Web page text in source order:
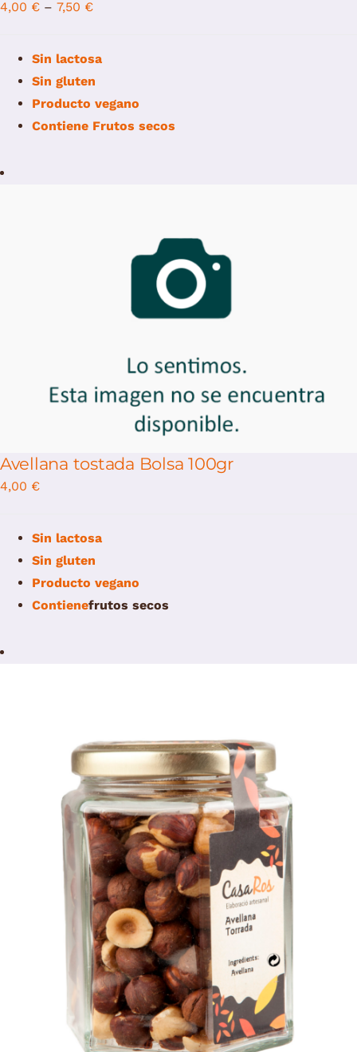
4,00 € – 7,50 €
Sin lactosa
Sin gluten
Producto vegano
Contiene Frutos secos
Avellana tostada Bolsa 100gr
4,00 €
Sin lactosa
Sin gluten
Producto vegano
Contienefrutos secos
Select options